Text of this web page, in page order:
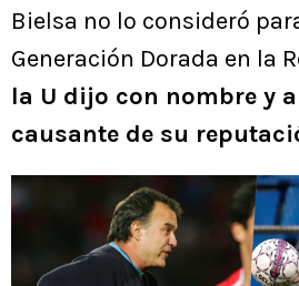
Bielsa no lo consideró
Generación Dorada en la
la U dijo con nombre y
causante de su